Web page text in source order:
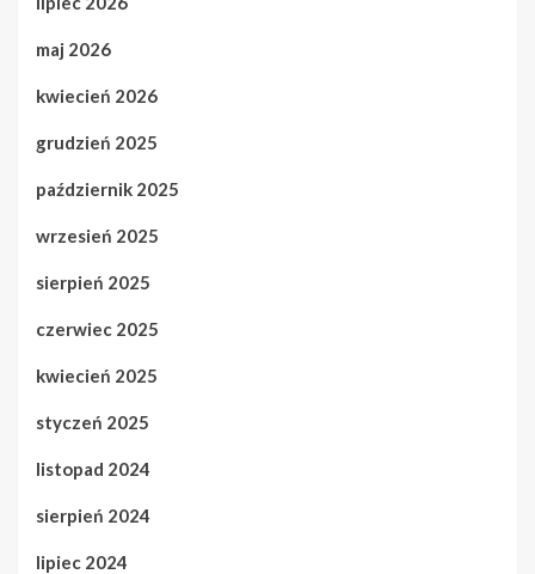
maj 2026
kwiecień 2026
grudzień 2025
październik 2025
wrzesień 2025
sierpień 2025
czerwiec 2025
kwiecień 2025
styczeń 2025
listopad 2024
sierpień 2024
lipiec 2024